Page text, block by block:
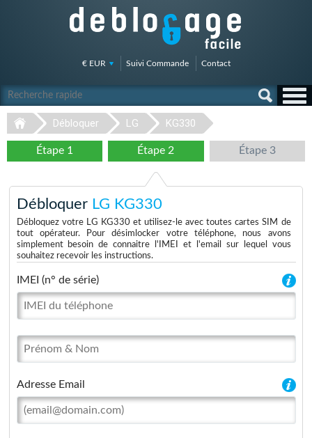
€ EUR Suivi Commande Contact
Débloquer LG KG330
Étape 1 Étape 2 Étape 3
Débloquer LG KG330
Débloquez votre LG KG330 et utilisez-le avec toutes cartes SIM de
tout opérateur. Pour désimlocker votre téléphone, nous avons
simplement besoin de connaitre l'IMEI et l'email sur lequel vous
souhaitez recevoir les instructions.
IMEI (n° de série)
Adresse Email